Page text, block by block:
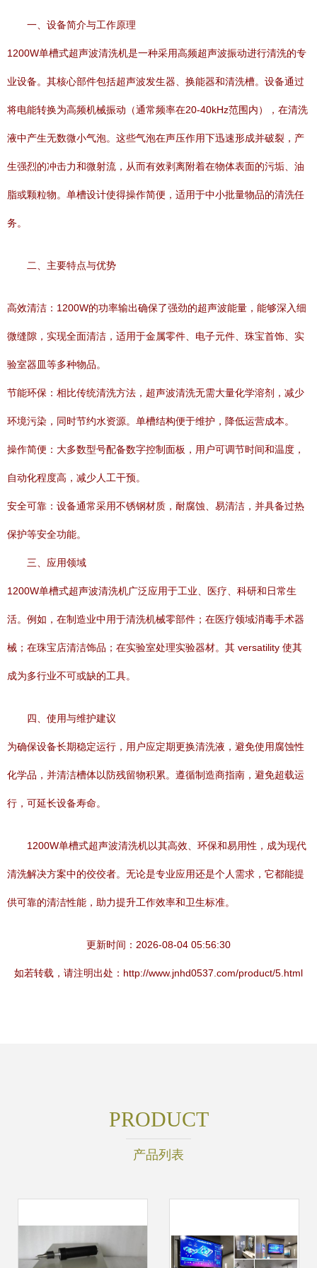
一、设备简介与工作原理
1200W单槽式超声波清洗机是一种采用高频超声波振动进行清洗的专
业设备。其核心部件包括超声波发生器、换能器和清洗槽。设备通过
将电能转换为高频机械振动（通常频率在20-40kHz范围内），在清洗
液中产生无数微小气泡。这些气泡在声压作用下迅速形成并破裂，产
生强烈的冲击力和微射流，从而有效剥离附着在物体表面的污垢、油
脂或颗粒物。单槽设计使得操作简便，适用于中小批量物品的清洗任
务。
二、主要特点与优势
高效清洁：1200W的功率输出确保了强劲的超声波能量，能够深入细
微缝隙，实现全面清洁，适用于金属零件、电子元件、珠宝首饰、实
验室器皿等多种物品。
节能环保：相比传统清洗方法，超声波清洗无需大量化学溶剂，减少
环境污染，同时节约水资源。单槽结构便于维护，降低运营成本。
操作简便：大多数型号配备数字控制面板，用户可调节时间和温度，
自动化程度高，减少人工干预。
安全可靠：设备通常采用不锈钢材质，耐腐蚀、易清洁，并具备过热
保护等安全功能。
三、应用领域
1200W单槽式超声波清洗机广泛应用于工业、医疗、科研和日常生
活。例如，在制造业中用于清洗机械零部件；在医疗领域消毒手术器
械；在珠宝店清洁饰品；在实验室处理实验器材。其 versatility 使其
成为多行业不可或缺的工具。
四、使用与维护建议
为确保设备长期稳定运行，用户应定期更换清洗液，避免使用腐蚀性
化学品，并清洁槽体以防残留物积累。遵循制造商指南，避免超载运
行，可延长设备寿命。
1200W单槽式超声波清洗机以其高效、环保和易用性，成为现代
清洗解决方案中的佼佼者。无论是专业应用还是个人需求，它都能提
供可靠的清洁性能，助力提升工作效率和卫生标准。
更新时间：2026-08-04 05:56:30
如若转载，请注明出处：http://www.jnhd0537.com/product/5.html
PRODUCT
产品列表